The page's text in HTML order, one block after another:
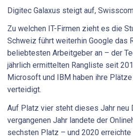
Digitec Galaxus steigt auf,
Zu welchen IT-Firmen zieht es die
Schweiz führt weiterhin Google das
beliebtesten Arbeitgeber an – der
jährlich ermittelten Rangliste seit
Microsoft und IBM haben ihre
verteidigt.
Auf Platz vier steht dieses Jahr neu
vergangenen Jahr landete der
sechsten Platz – und 2020